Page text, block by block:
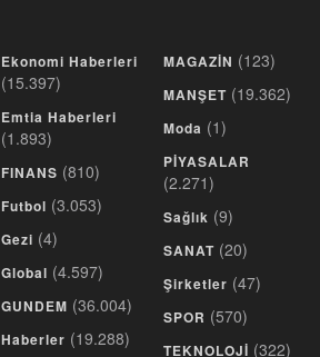
Ekonomi Haberleri
(15.397)
Emtia Haberleri
(1.893)
FINANS (810)
Futbol (3.053)
Gezi (4)
Global (4.597)
GUNDEM (36.004)
Haberler (19.288)
MAGAZİN (123)
MANŞET (19.362)
Moda (1)
PİYASALAR
(2.271)
Sağlık (9)
SANAT (20)
Şirketler (47)
SPOR (570)
TEKNOLOJİ (322)